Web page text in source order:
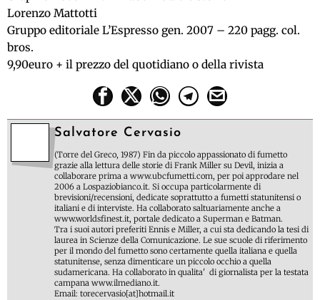
Lorenzo Mattotti
Gruppo editoriale L’Espresso gen. 2007 – 220 pagg. col.
bros.
9,90euro + il prezzo del quotidiano o della rivista
Salvatore Cervasio
(Torre del Greco, 1987) Fin da piccolo appassionato di fumetto
grazie alla lettura delle storie di Frank Miller su Devil, inizia a
collaborare prima a www.ubcfumetti.com, per poi approdare nel
2006 a Lospaziobianco.it. Si occupa particolarmente di
brevisioni/recensioni, dedicate soprattutto a fumetti statunitensi o
italiani e di interviste. Ha collaborato saltuariamente anche a
www.worldsfinest.it, portale dedicato a Superman e Batman.
Tra i suoi autori preferiti Ennis e Miller, a cui sta dedicando la tesi di
laurea in Scienze della Comunicazione. Le sue scuole di riferimento
per il mondo del fumetto sono certamente quella italiana e quella
statunitense, senza dimenticare un piccolo occhio a quella
sudamericana. Ha collaborato in qualita' di giornalista per la testata
campana www.ilmediano.it.
Email: torecervasio[at]hotmail.it